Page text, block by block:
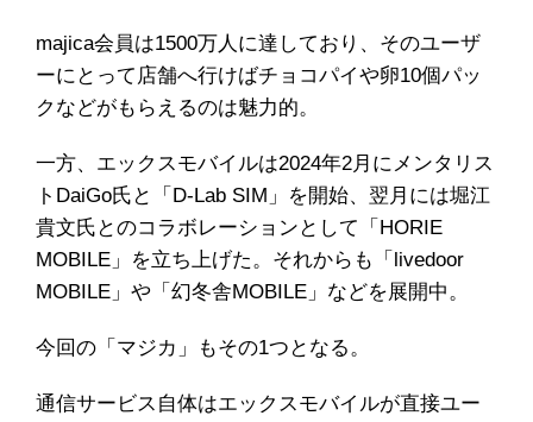
majica会員は1500万人に達しており、そのユーザ
ーにとって店舗へ行けばチョコパイや卵10個パッ
クなどがもらえるのは魅力的。
一方、エックスモバイルは2024年2月にメンタリス
トDaiGo氏と「D-Lab SIM」を開始、翌月には堀江
貴文氏とのコラボレーションとして「HORIE
MOBILE」を立ち上げた。それからも「livedoor
MOBILE」や「幻冬舎MOBILE」などを展開中。
今回の「マジカ」もその1つとなる。
通信サービス自体はエックスモバイルが直接ユー